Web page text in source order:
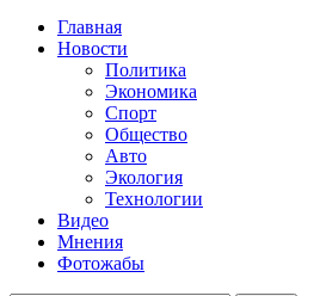
Главная
Новости
Политика
Экономика
Спорт
Общество
Авто
Экология
Технологии
Видео
Мнения
Фотожабы